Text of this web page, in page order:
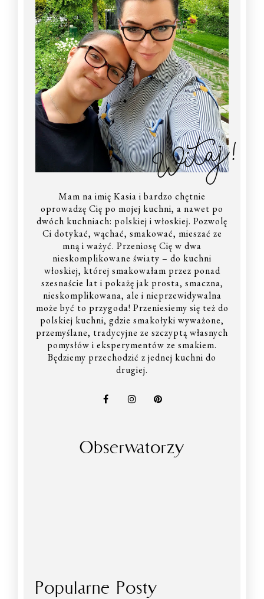
Witaj!
Mam na imię Kasia i bardzo chętnie
oprowadzę Cię po mojej kuchni, a nawet po
dwóch kuchniach: polskiej i włoskiej. Pozwolę
Ci dotykać, wąchać, smakować, mieszać ze
mną i ważyć. Przeniosę Cię w dwa
nieskomplikowane światy – do kuchni
włoskiej, której smakowałam przez ponad
szesnaście lat i pokażę jak prosta, smaczna,
nieskomplikowana, ale i nieprzewidywalna
może być to przygoda! Przeniesiemy się też do
polskiej kuchni, gdzie smakołyki wyważone,
przemyślane, tradycyjne ze szczyptą własnych
pomysłów i eksperymentów ze smakiem.
Będziemy przechodzić z jednej kuchni do
drugiej.
Obserwatorzy
Popularne Posty